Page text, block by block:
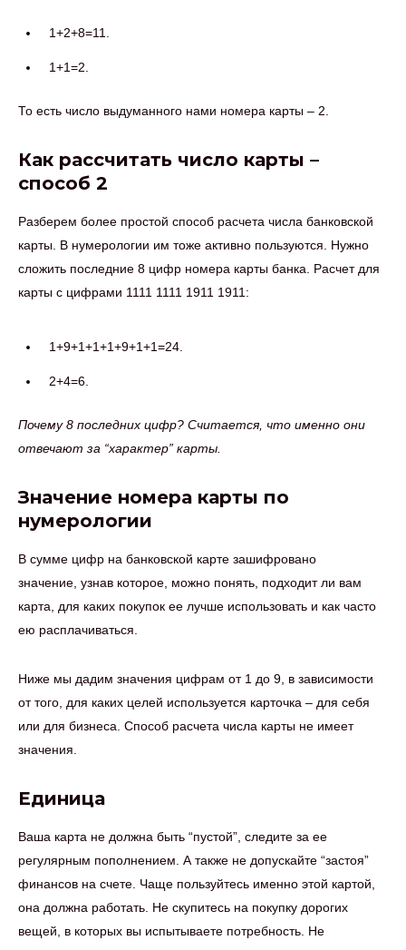
1+2+8=11.
1+1=2.
То есть число выдуманного нами номера карты – 2.
Как рассчитать число карты –
способ 2
Разберем более простой способ расчета числа банковской
карты. В нумерологии им тоже активно пользуются. Нужно
сложить последние 8 цифр номера карты банка. Расчет для
карты с цифрами 1111 1111 1911 1911:
1+9+1+1+1+9+1+1=24.
2+4=6.
Почему 8 последних цифр? Считается, что именно они
отвечают за “характер” карты.
Значение номера карты по
нумерологии
В сумме цифр на банковской карте зашифровано
значение, узнав которое, можно понять, подходит ли вам
карта, для каких покупок ее лучше использовать и как часто
ею расплачиваться.
Ниже мы дадим значения цифрам от 1 до 9, в зависимости
от того, для каких целей используется карточка – для себя
или для бизнеса. Способ расчета числа карты не имеет
значения.
Единица
Ваша карта не должна быть “пустой”, следите за ее
регулярным пополнением. А также не допускайте “застоя”
финансов на счете. Чаще пользуйтесь именно этой картой,
она должна работать. Не скупитесь на покупку дорогих
вещей, в которых вы испытываете потребность. Не